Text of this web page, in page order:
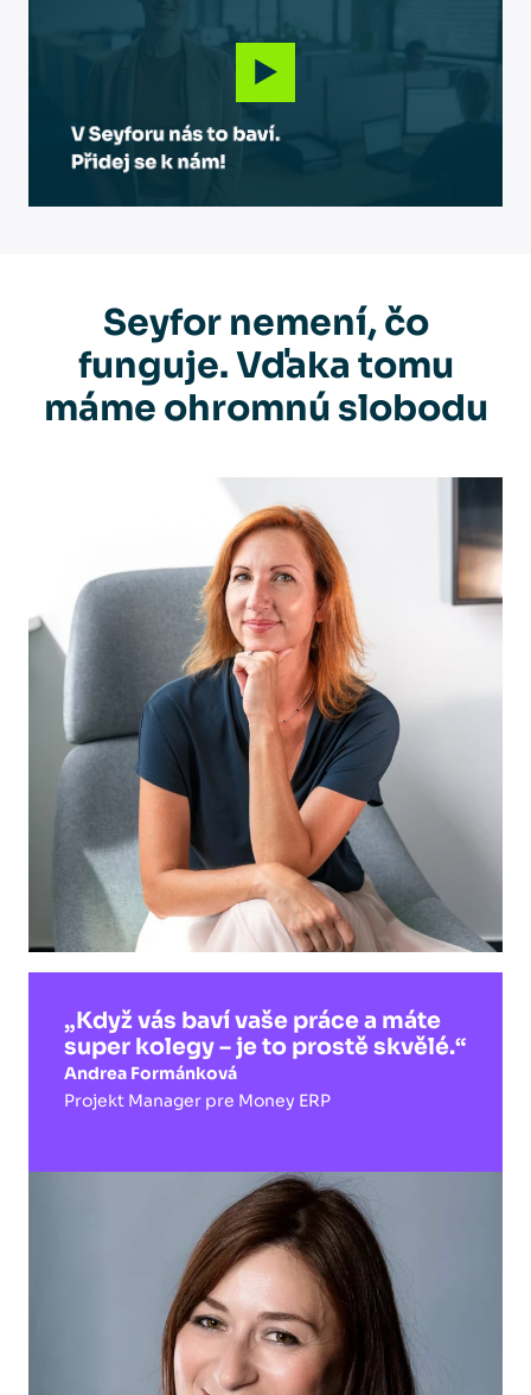
Seyfor nemení, čo
funguje. Vďaka tomu
máme ohromnú slobodu
„Když vás baví vaše práce a máte
super kolegy –⁠ je to prostě skvělé.“
Andrea Formánková
Projekt Manager pre Money ERP